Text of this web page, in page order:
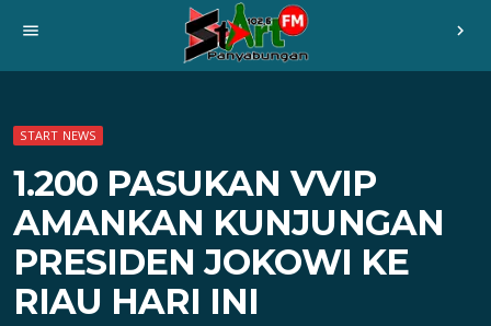
menu chevron_right
START NEWS
1.200 PASUKAN VVIP
AMANKAN KUNJUNGAN
PRESIDEN JOKOWI KE
RIAU HARI INI